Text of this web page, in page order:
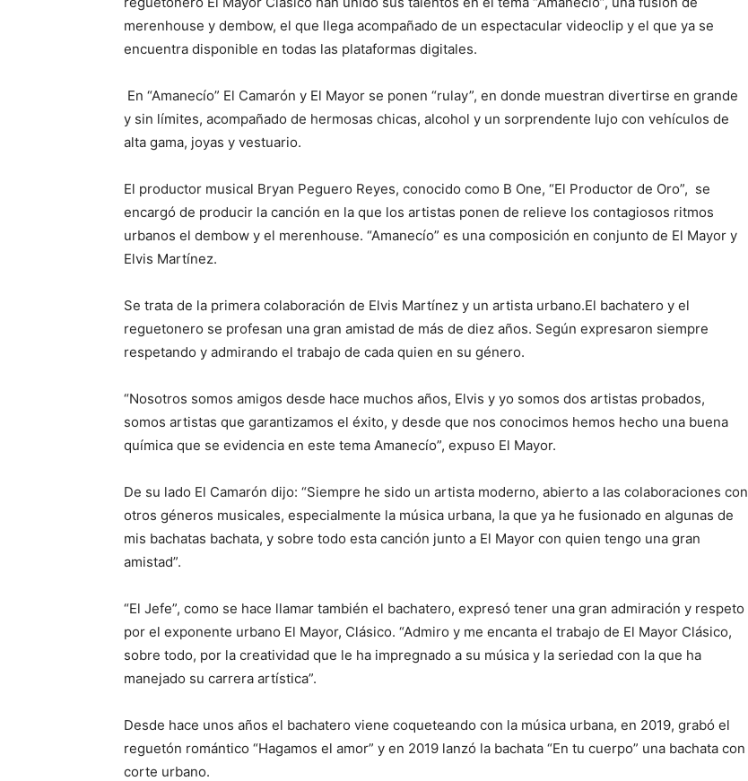
merenhouse y dembow, el que llega acompañado de un espectacular videoclip y el que ya se
encuentra disponible en todas las plataformas digitales.
En “Amanecío” El Camarón y El Mayor se ponen “rulay”, en donde muestran divertirse en grande
y sin límites, acompañado de hermosas chicas, alcohol y un sorprendente lujo con vehículos de
alta gama, joyas y vestuario.
El productor musical Bryan Peguero Reyes, conocido como B One, “El Productor de Oro”, se
encargó de producir la canción en la que los artistas ponen de relieve los contagiosos ritmos
urbanos el dembow y el merenhouse. “Amanecío” es una composición en conjunto de El Mayor y
Elvis Martínez.
Se trata de la primera colaboración de Elvis Martínez y un artista urbano.El bachatero y el
reguetonero se profesan una gran amistad de más de diez años. Según expresaron siempre
respetando y admirando el trabajo de cada quien en su género.
“Nosotros somos amigos desde hace muchos años, Elvis y yo somos dos artistas probados,
somos artistas que garantizamos el éxito, y desde que nos conocimos hemos hecho una buena
química que se evidencia en este tema Amanecío”, expuso El Mayor.
De su lado El Camarón dijo: “Siempre he sido un artista moderno, abierto a las colaboraciones con
otros géneros musicales, especialmente la música urbana, la que ya he fusionado en algunas de
mis bachatas bachata, y sobre todo esta canción junto a El Mayor con quien tengo una gran
amistad”.
“El Jefe”, como se hace llamar también el bachatero, expresó tener una gran admiración y respeto
por el exponente urbano El Mayor, Clásico. “Admiro y me encanta el trabajo de El Mayor Clásico,
sobre todo, por la creatividad que le ha impregnado a su música y la seriedad con la que ha
manejado su carrera artística”.
Desde hace unos años el bachatero viene coqueteando con la música urbana, en 2019, grabó el
reguetón romántico “Hagamos el amor” y en 2019 lanzó la bachata “En tu cuerpo” una bachata con
corte urbano.